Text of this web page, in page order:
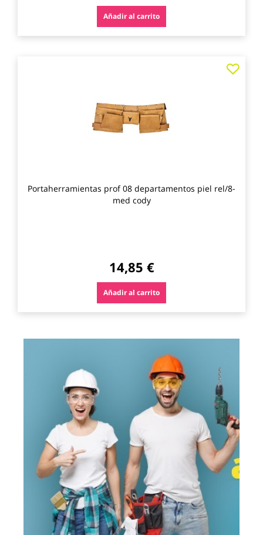
Añadir al carrito
Portaherramientas prof 08 departamentos piel rel/8-
med cody
14,85 €
Añadir al carrito